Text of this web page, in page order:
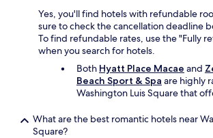
Yes, you'll find hotels with refundable
sure to check the cancellation deadline
To find refundable rates, use the "Fully
when you search for hotels.
Both Hyatt Place Macae and
Beach Sport & Spa are highly
Washington Luis Square that
What are the best romantic hotels near
Square?